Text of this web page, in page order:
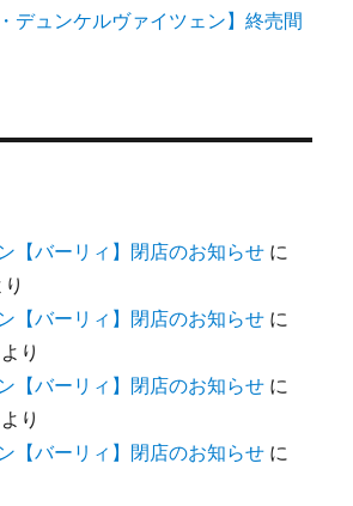
デュンケルヴァイツェン】終売間
【バーリィ】閉店のお知らせ に
【バーリィ】閉店のお知らせ に
より
【バーリィ】閉店のお知らせ に
より
【バーリィ】閉店のお知らせ に